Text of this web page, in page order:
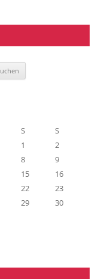
S
S
1
2
8
9
15
16
22
23
29
30